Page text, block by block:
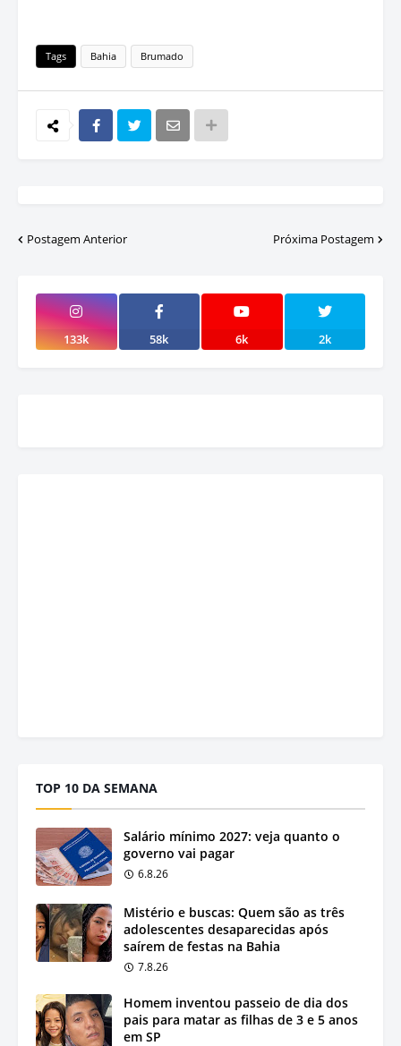
Tags Bahia Brumado
Postagem Anterior Próxima Postagem
133k 58k 6k 2k
TOP 10 DA SEMANA
Salário mínimo 2027: veja quanto o
governo vai pagar
6.8.26
Mistério e buscas: Quem são as três
adolescentes desaparecidas após
saírem de festas na Bahia
7.8.26
Homem inventou passeio de dia dos
pais para matar as filhas de 3 e 5 anos
em SP